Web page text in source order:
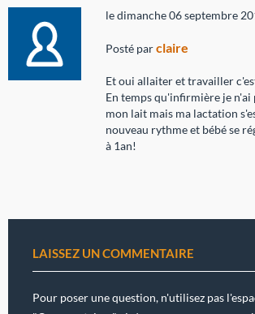
le dimanche 06 septembre
Posté parclaire
Et oui allaiter et travailler
En temps qu'infirmière je n'ai
mon lait mais ma lactation
nouveau rythme et bébé se
à 1an!
LAISSEZ UN COMMENTAIRE
Pour poser une question, n'utilisez pas